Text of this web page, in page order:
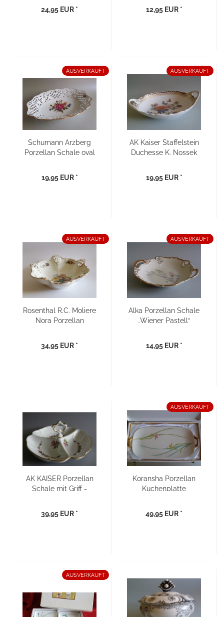
24,95 EUR * 12,95 EUR *
AUSVERKAUFT
Schumann Arzberg
Porzellan Schale oval
19,95 EUR *
AUSVERKAUFT
AK Kaiser Staffelstein
Duchesse K. Nossek
19,95 EUR *
AUSVERKAUFT
Rosenthal R.C. Moliere
Nora Porzellan
34,95 EUR *
AUSVERKAUFT
Alka Porzellan Schale
„Wiener Pastell“
14,95 EUR *
AK KAISER Porzellan
Schale mit Griff -
39,95 EUR *
AUSVERKAUFT
Koransha Porzellan
Kuchenplatte
49,95 EUR *
AUSVERKAUFT